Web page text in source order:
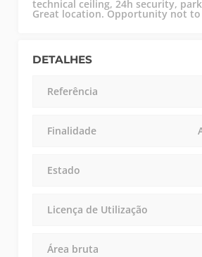
technical ceiling, 24h security,
Great location. Opportunity not to
DETALHES
Referência
Finalidade
Estado
Licença de Utilização
Área bruta